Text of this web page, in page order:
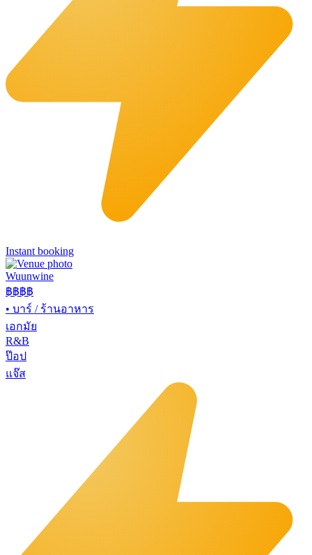
Instant booking
Wuunwine
฿฿฿฿
• บาร์ / ร้านอาหาร
เอกมัย
R&B
ป๊อป
แจ๊ส